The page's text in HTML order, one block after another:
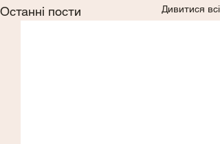
Останні пости Дивитися всі